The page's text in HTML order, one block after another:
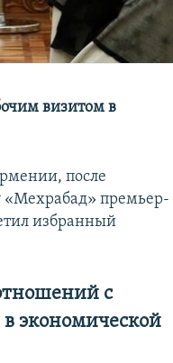
визитом в
после
«Мехрабад» премьер-
избранный
с
экономической